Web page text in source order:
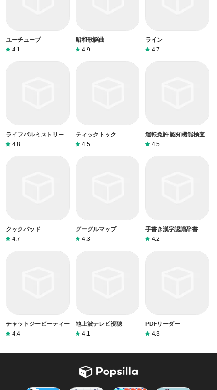
ユーチューブ
4.1
昭和歌謡曲
4.9
ライン
4.7
ライフパルミストリー
4.8
ティックトック
4.5
運転免許 認知機能検査
4.5
クックパッド
4.7
グーグルマップ
4.3
手書き漢字認識辞書
4.2
チャットジーピーティー
4.4
地上波テレビ視聴
4.1
PDFリーダー
4.3